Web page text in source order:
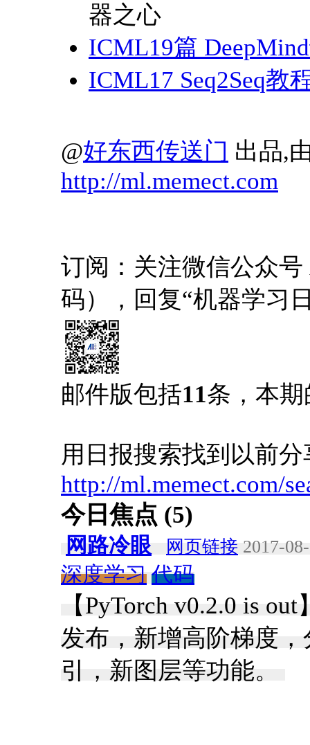
器之心
ICML19篇
ICML17 Seq2Seq教
@好东西传送门 出品,
http://ml.memect.com
订阅：关注微信公众
码），回复“机器学习
邮件版包括11条，本期
用日报搜索找到以前
http://ml.memect.com/
今日焦点 (5)
网路冷眼 网页链接 2017-
深度学习 代码
【PyTorch v0.2.0 is out
发布，新增高阶梯度
引，新图层等功能。 ​